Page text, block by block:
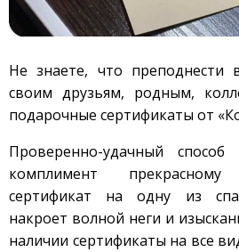
Не знаете, что преподнести
своим друзьям, родным,
подарочные сертификаты от
Проверенно-удачный способ
комплимент
сертификат на одну из
накроет волной неги и
наличии сертификаты на все